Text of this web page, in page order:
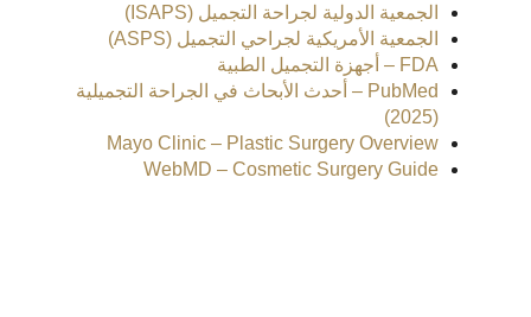
الجمعية الدولية لجراحة التجميل (ISAPS)
الجمعية الأمريكية لجراحي التجميل (ASPS)
FDA – أجهزة التجميل الطبية
PubMed – أحدث الأبحاث في الجراحة التجميلية
(2025)
Mayo Clinic – Plastic Surgery Overview
WebMD – Cosmetic Surgery Guide